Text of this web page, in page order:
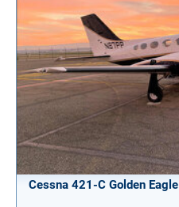
Cessna 421-C Golden Eagle